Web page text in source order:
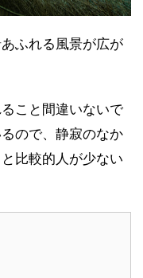
ふれる風景が広が
こと間違いないで
ので、静寂のなか
比較的人が少ない